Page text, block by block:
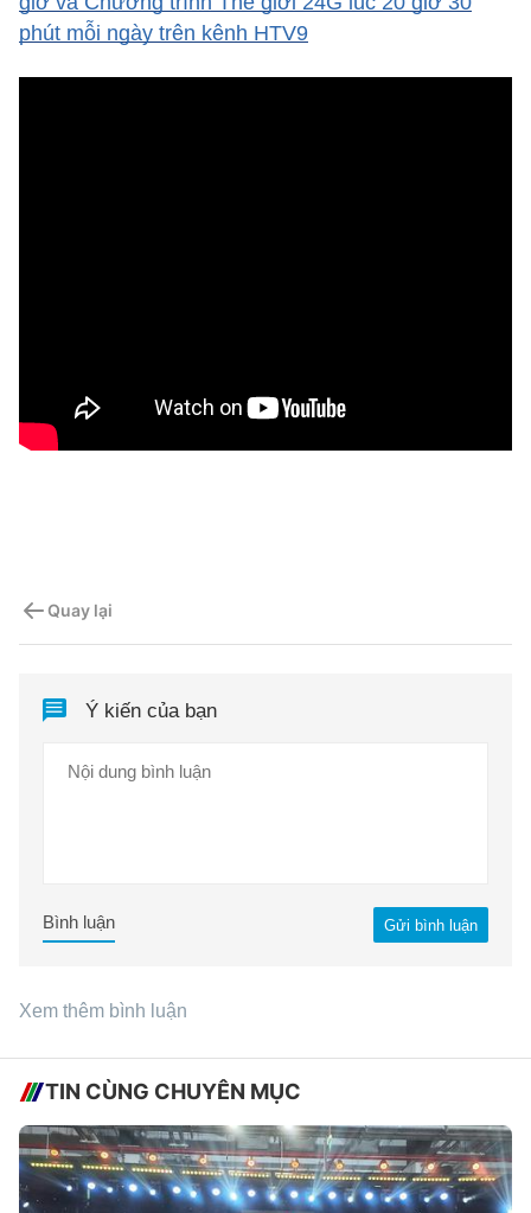
phút mỗi ngày trên kênh HTV9
Quay lại
Ý kiến của bạn
Gửi bình luận
Bình luận
Xem thêm bình luận
TIN CÙNG CHUYÊN MỤC